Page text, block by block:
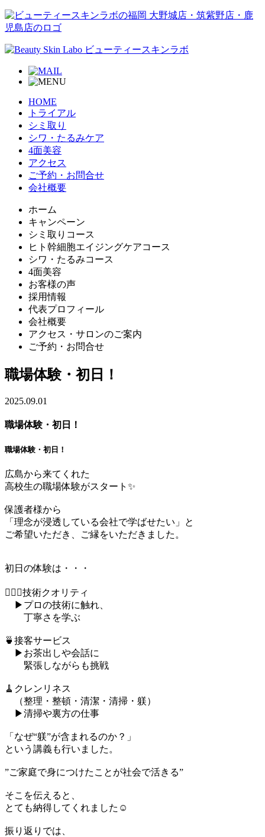
HOME
トライアル
シミ取り
シワ・たるみケア
4面美容
アクセス
ご予約・お問合せ
会社概要
ホーム
キャンペーン
シミ取りコース
ヒト幹細胞エイジングケアコース
シワ・たるみコース
4面美容
お客様の声
採用情報
代表プロフィール
会社概要
アクセス・サロンのご案内
ご予約・お問合せ
職場体験・初日！
2025.09.01
職場体験・初日！
職場体験・初日！
広島から来てくれた
高校生の職場体験がスタート✨
保護者様から
「理念が浸透している会社で学ばせたい」と
ご希望いただき、ご縁をいただきました。
初日の体験は・・・
💆🏻‍♀️技術クオリティ
▶︎プロの技術に触れ、
丁寧さを学ぶ
🍵接客サービス
▶︎お茶出しや会話に
緊張しながらも挑戦
🧹クレンリネス
（整理・整頓・清潔・清掃・躾）
▶︎清掃や裏方の仕事
「なぜ“躾”が含まれるのか？」
という講義も行いました。
”ご家庭で身につけたことが社会で活きる”
そこを伝えると、
とても納得してくれました☺️
振り返りでは、